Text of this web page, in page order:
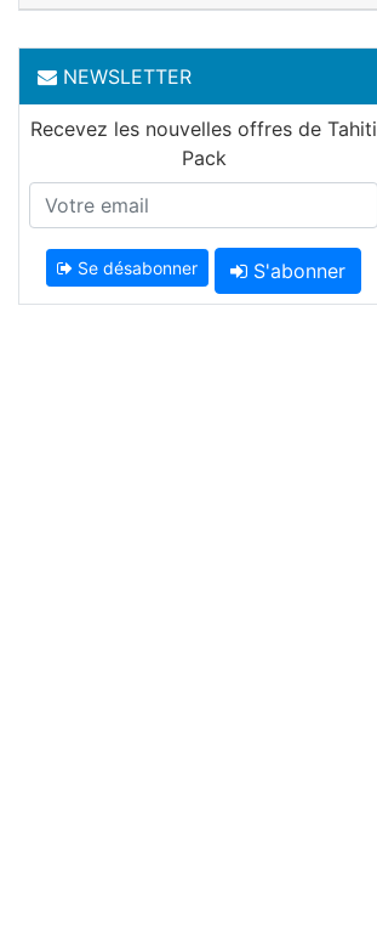
NEWSLETTER
Recevez les nouvelles offres de Tahiti
Pack
Se désabonner S'abonner